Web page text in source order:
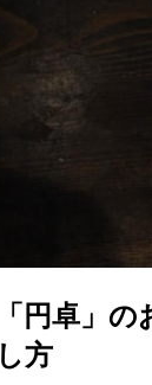
「円卓」
し方